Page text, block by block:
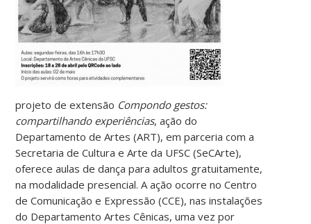
projeto de extensão Compondo gestos:
compartilhando experiências, ação do
Departamento de Artes (ART), em parceria com a
Secretaria de Cultura e Arte da UFSC (SeCArte),
oferece aulas de dança para adultos gratuitamente,
na modalidade presencial. A ação ocorre no Centro
de Comunicação e Expressão (CCE), nas instalações
do Departamento Artes Cênicas, uma vez por